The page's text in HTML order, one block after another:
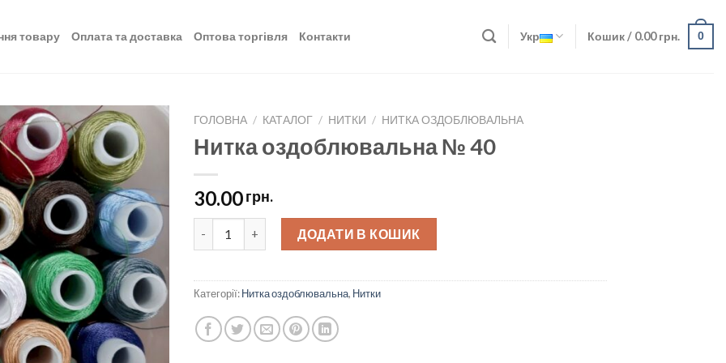
товару Оплата та доставка Оптова торгівля Контакти Укр Кошик / 0.00грн. 0
Додати
до
списку
бажань
ГОЛОВНА / КАТАЛОГ / НИТКИ / НИТКА ОЗДОБЛЮВАЛЬНА
Нитка оздоблювальна № 40
30.00грн.
Нитка оздоблювальна № 40 quantity
ДОДАТИ В КОШИК
Категорії:Нитка оздоблювальна, Нитки